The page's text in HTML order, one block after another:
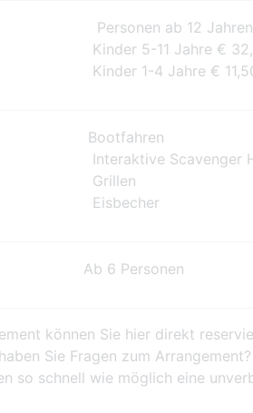
Personen ab 12
Kinder 5-11 Jahre €
Kinder 1-4 Jahre €
Bootfahren
Interaktive Scavenger
Grillen
Eisbecher
Ab 6 Personen
können Sie hier direkt
Sie Fragen zum
so schnell wie möglich eine